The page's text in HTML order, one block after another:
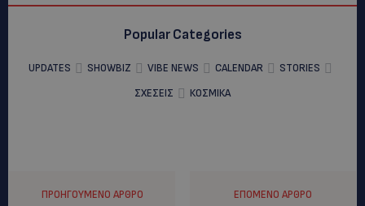
Popular Categories
UPDATES SHOWBIZ VIBE NEWS CALENDAR
STORIES
ΣΧΕΣΕΙΣ
ΚΟΣΜΙΚΑ
ΠΡΟΗΓΟΎΜΕΝΟ ΆΡΘΡΟ ΕΠΌΜΕΝΟ ΆΡΘΡΟ